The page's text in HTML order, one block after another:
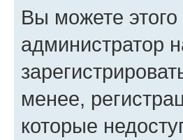
Вы можете этого
администратор
менее,
которые